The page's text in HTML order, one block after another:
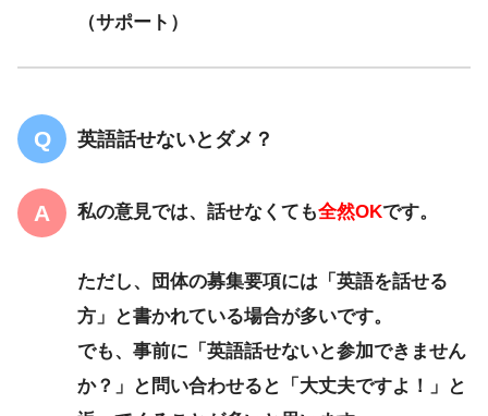
（サポート）
英語話せないとダメ？
私の意見では、話せなくても全然OKです。
ただし、団体の募集要項には「英語を話せる
方」と書かれている場合が多いです。
でも、事前に「英語話せないと参加できません
か？」と問い合わせると「大丈夫ですよ！」と